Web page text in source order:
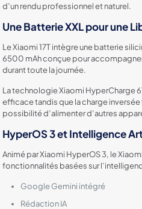
d’un rendu professionnel et naturel.
Une Batterie XXL pour une
Le Xiaomi 17T intègre une batterie
6500 mAh conçue pour
durant toute la journée.
La technologie Xiaomi HyperCharge
efficace tandis que la charge inversée
possibilité d’alimenter d’autres
HyperOS 3 et Intelligence
Animé par Xiaomi HyperOS 3, le
fonctionnalités basées sur
Google Gemini intégré
Rédaction IA